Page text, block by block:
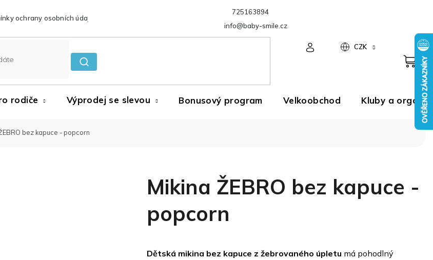
725163894
info@baby-smile.cz
ochrany osobních údajů
CZK
rodiče Výprodej se slevou Bonusový program Velkoobchod Kluby a
bez kapuce - popcorn
Mikina ŽEBRO bez kapuce -
popcorn
Dětská mikina bez kapuce z žebrovaného úpletu má pohodlný